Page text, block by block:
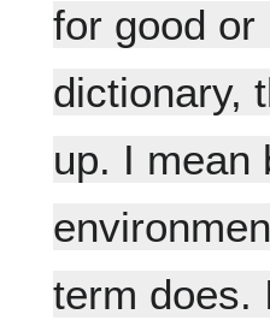
for good or
dictionary,
up. I mean
term does.